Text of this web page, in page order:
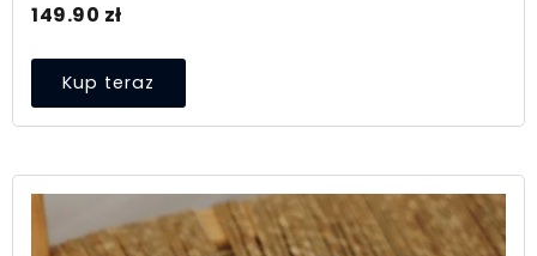
149.90 zł
Kup teraz